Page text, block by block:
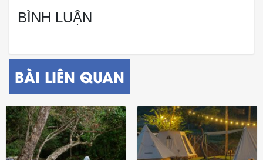
BÌNH LUẬN
BÀI LIÊN QUAN